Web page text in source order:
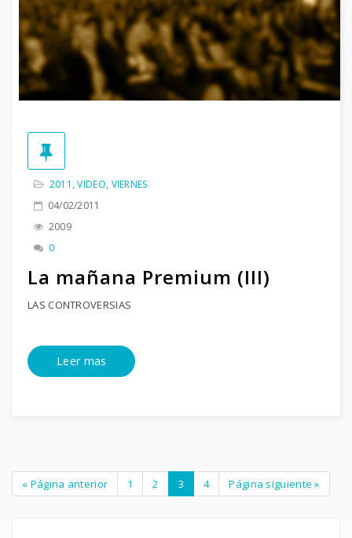
2011 ,VIDEO, VIERNES
04/02/2011
2009
0
La mañana Premium (III)
LAS CONTROVERSIAS
Leer mas
« Página anterior 1 2 3 4 Página siguiente »